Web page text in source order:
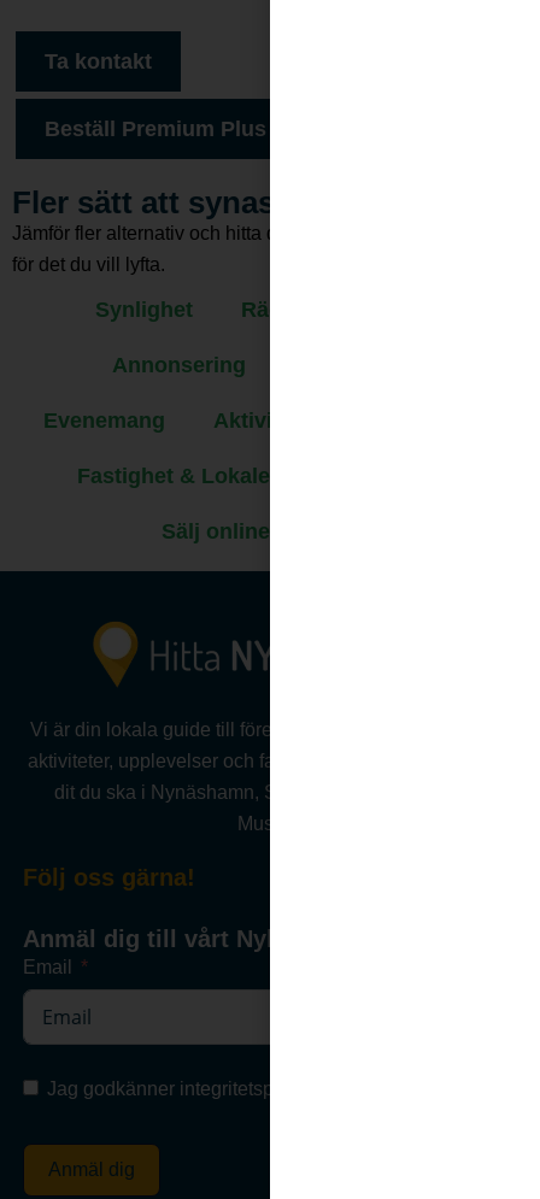
Ta kontakt
Beställ Premium Plus
Fler sätt att synas lokalt
Jämför fler alternativ och hitta det upplägg som passar bäst
för det du vill lyfta.
Synlighet Räckvidd & Kanaler
Annonsering
Evenemang Aktiviteter
Fastighet & Lokaler
Sälj online
Vi är din lokala guide till företag, föreningar, evenemang,
aktiviteter, upplevelser och fastigheter .Vi hjälper dig hitta
dit du ska i Nynäshamn, Sorunda, Ösmo, Torö eller
Muskö.
Följ oss gärna!
Anmäl dig till vårt Nyhetsbrev
Email
Jag godkänner integritetspolicyn
Anmäl dig